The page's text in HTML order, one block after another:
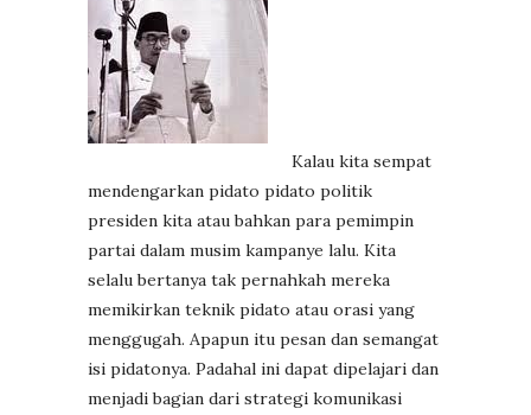
Kalau kita sempat
mendengarkan pidato pidato politik
presiden kita atau bahkan para pemimpin
partai dalam musim kampanye lalu. Kita
selalu bertanya tak pernahkah mereka
memikirkan teknik pidato atau orasi yang
menggugah. Apapun itu pesan dan semangat
isi pidatonya. Padahal ini dapat dipelajari dan
menjadi bagian dari strategi komunikasi